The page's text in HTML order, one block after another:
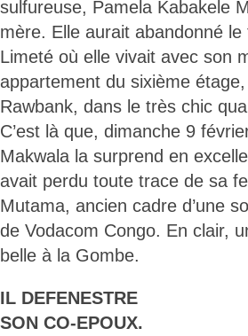
sulfureuse, Pamela Kabakele
mère. Elle aurait abandonné
Limeté où elle vivait avec son
appartement du sixième
Rawbank, dans le très chic
C’est là que, dimanche 9
Makwala la surprend en
avait perdu toute trace de sa
Mutama, ancien cadre d’une
de Vodacom Congo. En clair,
belle à la Gombe.
IL DEFENESTRE
SON CO-EPOUX.